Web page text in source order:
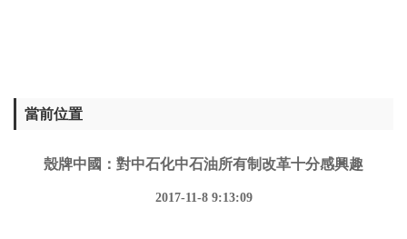
當前位置
殼牌中國：對中石化中石油所有制改革十分感興趣
2017-11-8 9:13:09